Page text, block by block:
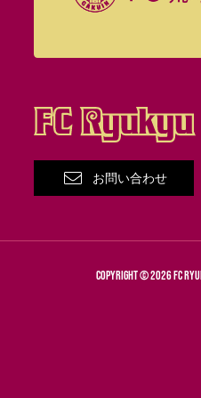
お問い合わせ
COPYRIGHT © 2026 FC